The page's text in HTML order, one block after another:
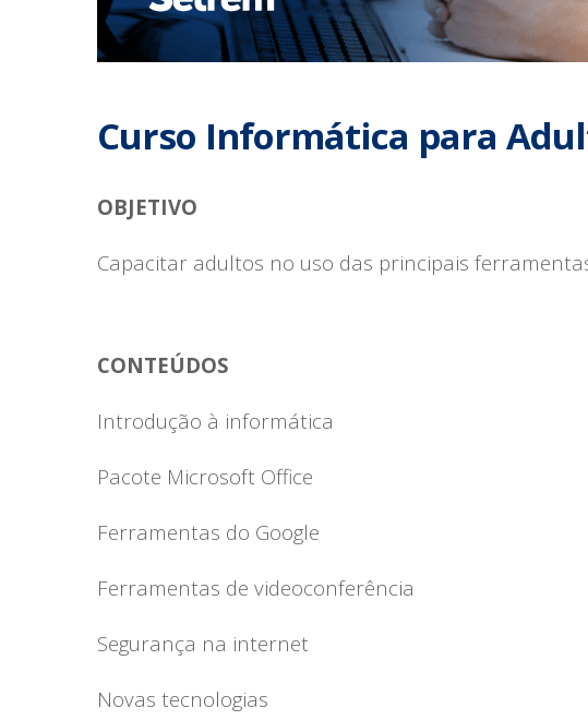
Curso Informática para
OBJETIVO
Capacitar adultos no uso das principais
CONTEÚDOS
Introdução à informática
Pacote Microsoft Office
Ferramentas do Google
Ferramentas de videoconferência
Segurança na internet
Novas tecnologias